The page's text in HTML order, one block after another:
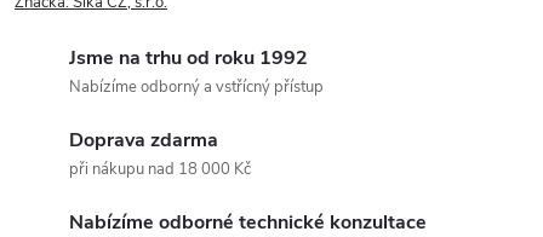
Jsme na trhu od roku 1992
Nabízíme odborný a vstřícný přístup
Doprava zdarma
při nákupu nad 18 000 Kč
Nabízíme odborné technické konzultace